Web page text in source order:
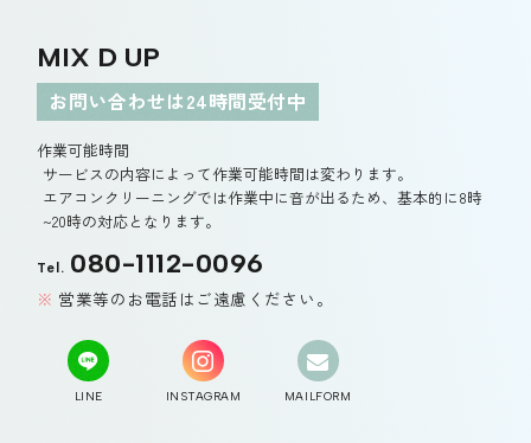
MIX D UP
お問い合わせは24時間受付中
作業可能時間
サービスの内容によって作業可能時間は変わります。
エアコンクリーニングでは作業中に音が出るため、基本的に8時
~20時の対応となります。
Tel. 080-1112-0096
営業等のお電話はご遠慮ください。
LINE INSTAGRAM MAILFORM